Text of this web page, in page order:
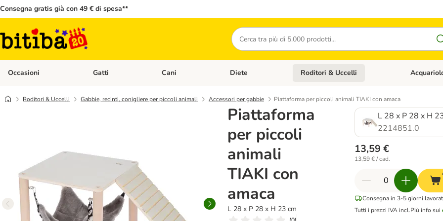
Consegna gratis già con 49 € di spesa**
Cerca
Occasioni Apri Menù Categoria: Occasioni
Gatti Apri Menù Categoria: Gatti
Cani Apri Menù Categoria: Cani
Diete Apri Menù Categoria: Diete
Roditori & Uccelli Apri Menù
Roditori & Uccelli Gabbie, recinti, conigliere per piccoli animali Accessori per gabbie Piattaforma per piccoli animali TIAKI con amaca
Piattaforma
per piccoli
animali
TIAKI con
amaca
L 28 x P 28 x H 23 cm
L 28 x P 28 x H
2214851.0
13,59 €
13,59 € / cad.
Consegna in 3-5 giorni
Tutti i prezzi IVA incl.Più info sui